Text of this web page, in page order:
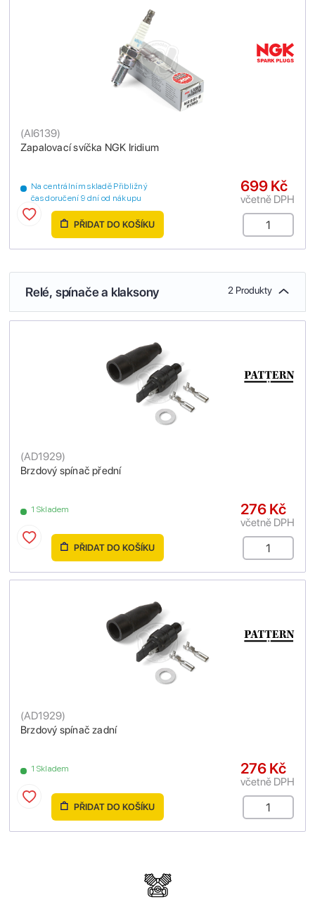
Zapalovací svíčka NGK Iridium
(AI6139)
Na centrálním skladě Přibližný
čas doručení 9 dní od nákupu
699 Kč
včetně DPH
PŘIDAT DO KOŠÍKU
Relé, spínače a klaksony 2 Produkty
Brzdový spínač přední
(AD1929)
1 Skladem 276 Kč
včetně DPH
PŘIDAT DO KOŠÍKU
Brzdový spínač zadní
(AD1929)
1 Skladem 276 Kč
včetně DPH
PŘIDAT DO KOŠÍKU